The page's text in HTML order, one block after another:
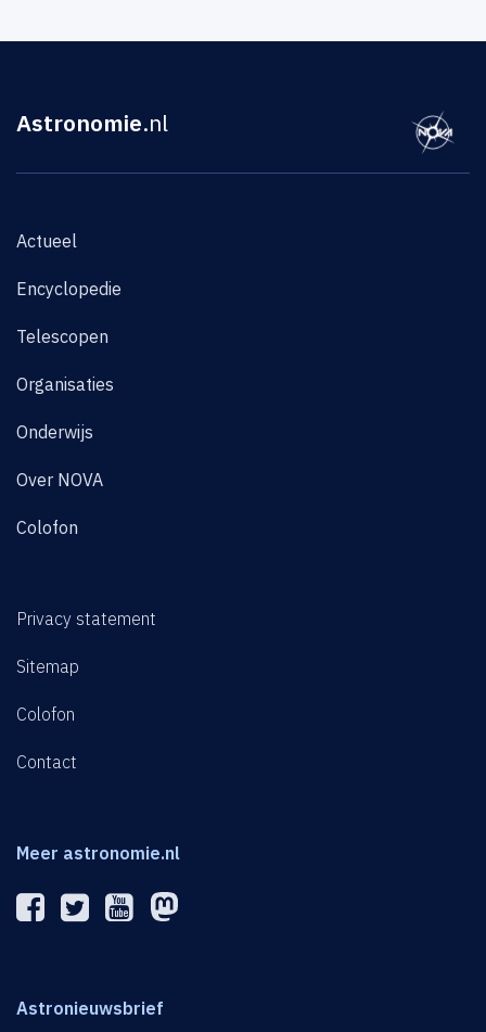
Astronomie.nl
Actueel
Encyclopedie
Telescopen
Organisaties
Onderwijs
Over NOVA
Colofon
Privacy statement
Sitemap
Colofon
Contact
Meer astronomie.nl
Astronieuwsbrief